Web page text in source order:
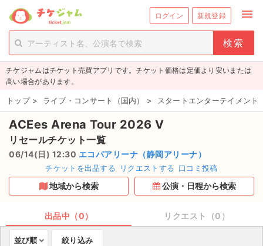
ログイン 新規登録 menu
person_add 新規会員登録
チケットを探す
新着チケット
値下げしたチケット
都道府県からチケットを探す
もうすぐ開催のチケット
取扱チケット
チケジャムはチケット売買アプリです。チケット価格は定価より安いまたは
高い場合があります。
トップ > ライブ・コンサート（国内） > スタートエンターテイメント
ACEes Arena Tour 2026 V
リセールチケット一覧
06/14(日) 12:30 エコパアリーナ（静岡アリーナ）
チケットを出品する リクエストする 口コミ投稿
地域から検索 公演・日程から検索
出品中（0） リクエスト（0）
並び順 絞り込み